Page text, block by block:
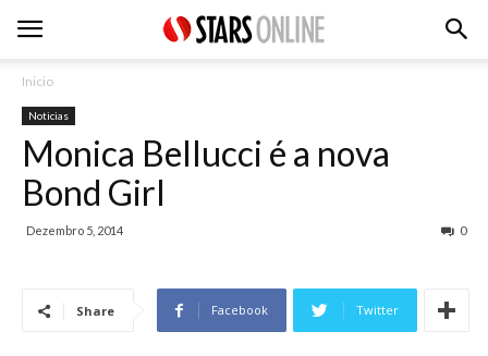
Inicio
Noticias
Monica Bellucci é a nova
Bond Girl
Dezembro 5, 2014 0
Share Facebook Twitter